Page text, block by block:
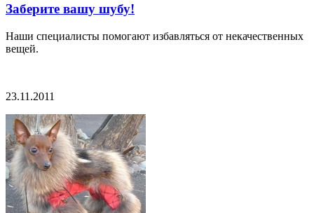
Заберите вашу шубу!
Наши специалисты помогают избавляться от некачественных
вещей.
23.11.2011